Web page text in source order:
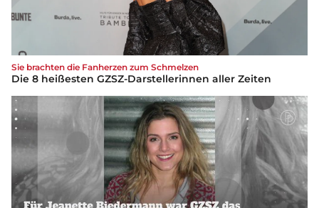
Sie brachten die Fanherzen zum Schmelzen
Die 8 heißesten GZSZ-Darstellerinnen aller Zeiten